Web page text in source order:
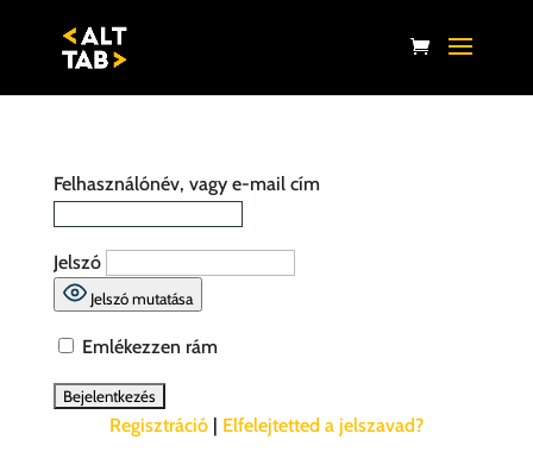
Felhasználónév, vagy e-mail cím
Jelszó
Jelszó mutatása
Emlékezzen rám
Regisztráció| Elfelejtetted a jelszavad?